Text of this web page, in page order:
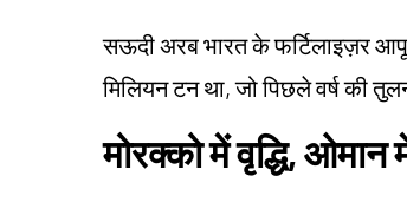
सऊदी अरब भारत के फर्टिलाइज़र
मिलियन टन था, जो पिछले वर्ष की
मोरक्को में वृद्धि, ओमान